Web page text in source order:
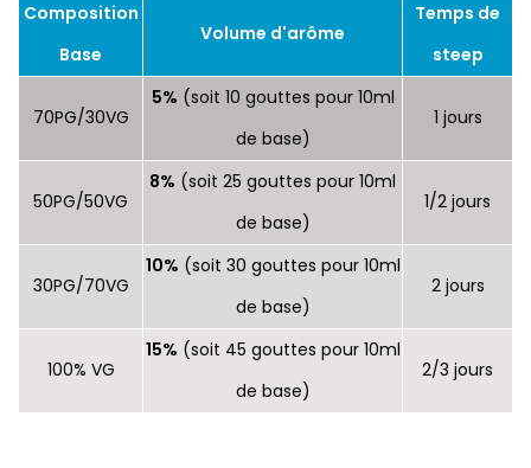
Composition
Base
Volume d'arôme
Temps de
steep
70PG/30VG
5% (soit 10 gouttes pour 10ml
de base)
1 jours
50PG/50VG
8% (soit 25 gouttes pour 10ml
de base)
1/2 jours
30PG/70VG
10% (soit 30 gouttes pour 10ml
de base)
2 jours
100% VG
15% (soit 45 gouttes pour 10ml
de base)
2/3 jours